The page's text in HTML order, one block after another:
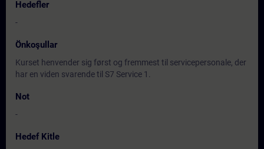
Hedefler
-
Önkoşullar
Kurset henvender sig først og fremmest til servicepersonale, der
har en viden svarende til S7 Service 1.
Not
-
Hedef Kitle